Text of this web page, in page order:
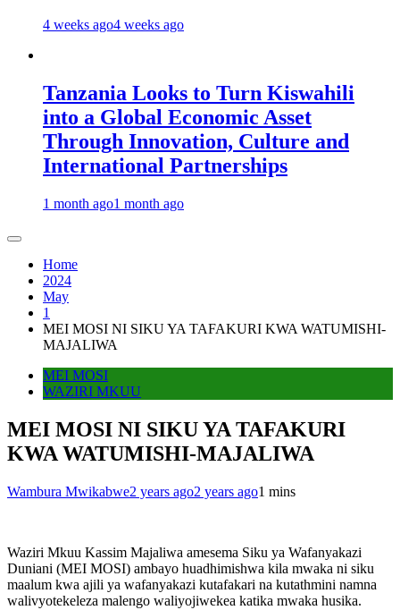
4 weeks ago4 weeks ago
Tanzania Looks to Turn Kiswahili
into a Global Economic Asset
Through Innovation, Culture and
International Partnerships
1 month ago1 month ago
Home
2024
May
1
MEI MOSI NI SIKU YA TAFAKURI KWA WATUMISHI-
MAJALIWA
MEI MOSI
WAZIRI MKUU
MEI MOSI NI SIKU YA TAFAKURI
KWA WATUMISHI-MAJALIWA
Wambura Mwikabwe2 years ago2 years ago1 mins
Waziri Mkuu Kassim Majaliwa amesema Siku ya Wafanyakazi
Duniani (MEI MOSI) ambayo huadhimishwa kila mwaka ni siku
maalum kwa ajili ya wafanyakazi kutafakari na kutathmini namna
walivyotekeleza malengo waliyojiwekea katika mwaka husika.